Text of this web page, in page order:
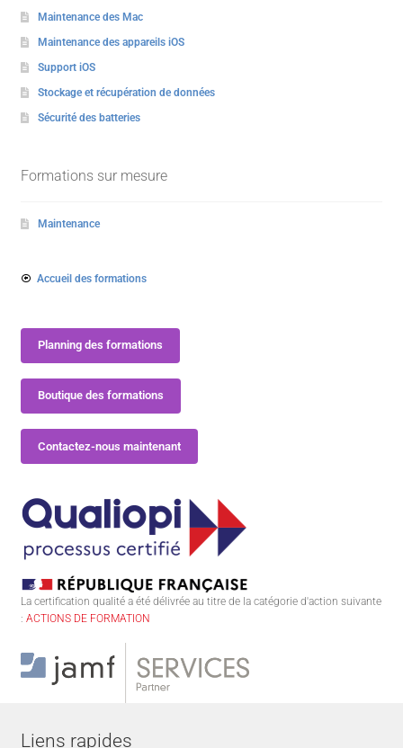
Maintenance des Mac
Maintenance des appareils iOS
Support iOS
Stockage et récupération de données
Sécurité des batteries
Formations sur mesure
Maintenance
Accueil des formations
Planning des formations
Boutique des formations
Contactez-nous maintenant
La certification qualité a été délivrée au titre de la catégorie d'action suivante
: ACTIONS DE FORMATION
Liens rapides